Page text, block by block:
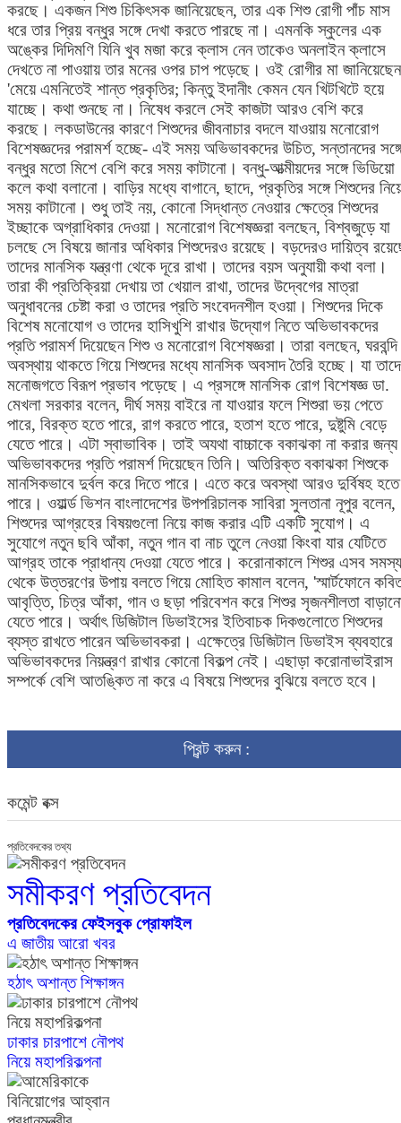
করছে। একজন শিশু চিকিৎসক জানিয়েছেন, তার এক শিশু রোগী পাঁচ মাস
ধরে তার প্রিয় বন্ধুর সঙ্গে দেখা করতে পারছে না। এমনকি স্কুলের এক
অঙ্কের দিদিমণি যিনি খুব মজা করে ক্লাস নেন তাকেও অনলাইন ক্লাসে
দেখতে না পাওয়ায় তার মনের ওপর চাপ পড়েছে। ওই রোগীর মা জানিয়েছেন
'মেয়ে এমনিতেই শান্ত প্রকৃতির; কিন্তু ইদানীং কেমন যেন খিটখিটে হয়ে
যাচ্ছে। কথা শুনছে না। নিষেধ করলে সেই কাজটা আরও বেশি করে
করছে। লকডাউনের কারণে শিশুদের জীবনাচার বদলে যাওয়ায় মনোরোগ
বিশেষজ্ঞদের পরামর্শ হচ্ছে- এই সময় অভিভাবকদের উচিত, সন্তানদের
বন্ধুর মতো মিশে বেশি করে সময় কাটানো। বন্ধু-আত্মীয়দের সঙ্গে ভিডিয়ো
কলে কথা বলানো। বাড়ির মধ্যে বাগানে, ছাদে, প্রকৃতির সঙ্গে শিশুদের
সময় কাটানো। শুধু তাই নয়, কোনো সিদ্ধান্ত নেওয়ার ক্ষেত্রে শিশুদের
ইচ্ছাকে অগ্রাধিকার দেওয়া। মনোরোগ বিশেষজ্ঞরা বলছেন, বিশ্বজুড়ে যা
চলছে সে বিষয়ে জানার অধিকার শিশুদেরও রয়েছে। বড়দেরও দায়িত্ব
তাদের মানসিক যন্ত্রণা থেকে দূরে রাখা। তাদের বয়স অনুযায়ী কথা বলা।
তারা কী প্রতিক্রিয়া দেখায় তা খেয়াল রাখা, তাদের উদ্বেগের মাত্রা
অনুধাবনের চেষ্টা করা ও তাদের প্রতি সংবেদনশীল হওয়া। শিশুদের দিকে
বিশেষ মনোযোগ ও তাদের হাসিখুশি রাখার উদ্যোগ নিতে অভিভাবকদের
প্রতি পরামর্শ দিয়েছেন শিশু ও মনোরোগ বিশেষজ্ঞরা। তারা বলছেন, ঘরবন্দি
অবস্থায় থাকতে গিয়ে শিশুদের মধ্যে মানসিক অবসাদ তৈরি হচ্ছে। যা
মনোজগতে বিরূপ প্রভাব পড়েছে। এ প্রসঙ্গে মানসিক রোগ বিশেষজ্ঞ ডা.
মেখলা সরকার বলেন, দীর্ঘ সময় বাইরে না যাওয়ার ফলে শিশুরা ভয় পেতে
পারে, বিরক্ত হতে পারে, রাগ করতে পারে, হতাশ হতে পারে, দুষ্টুমি বেড়ে
যেতে পারে। এটা স্বাভাবিক। তাই অযথা বাচ্চাকে বকাঝকা না করার জন্য
অভিভাবকদের প্রতি পরামর্শ দিয়েছেন তিনি। অতিরিক্ত বকাঝকা শিশুকে
মানসিকভাবে দুর্বল করে দিতে পারে। এতে করে অবস্থা আরও দুর্বিষহ হতে
পারে। ওয়ার্ল্ড ভিশন বাংলাদেশের উপপরিচালক সাবিরা সুলতানা নূপুর বলেন,
শিশুদের আগ্রহের বিষয়গুলো নিয়ে কাজ করার এটি একটি সুযোগ। এ
সুযোগে নতুন ছবি আঁকা, নতুন গান বা নাচ তুলে নেওয়া কিংবা যার যেটিতে
আগ্রহ তাকে প্রাধান্য দেওয়া যেতে পারে। করোনাকালে শিশুর এসব
থেকে উত্তরণের উপায় বলতে গিয়ে মোহিত কামাল বলেন, 'স্মার্টফোনে
আবৃত্তি, চিত্র আঁকা, গান ও ছড়া পরিবেশন করে শিশুর সৃজনশীলতা
যেতে পারে। অর্থাৎ ডিজিটাল ডিভাইসের ইতিবাচক দিকগুলোতে শিশুদের
ব্যস্ত রাখতে পারেন অভিভাবকরা। এক্ষেত্রে ডিজিটাল ডিভাইস ব্যবহারে
অভিভাবকদের নিয়ন্ত্রণ রাখার কোনো বিকল্প নেই। এছাড়া করোনাভাইরাস
সম্পর্কে বেশি আতঙ্কিত না করে এ বিষয়ে শিশুদের বুঝিয়ে বলতে হবে।
প্রিন্ট করুন :
কমেন্ট বক্স
প্রতিবেদকের তথ্য
সমীকরণ প্রতিবেদন
প্রতিবেদকের ফেইসবুক প্রোফাইল
এ জাতীয় আরো খবর
হঠাৎ অশান্ত শিক্ষাঙ্গন
ঢাকার চারপাশে নৌপথ
নিয়ে মহাপরিকল্পনা